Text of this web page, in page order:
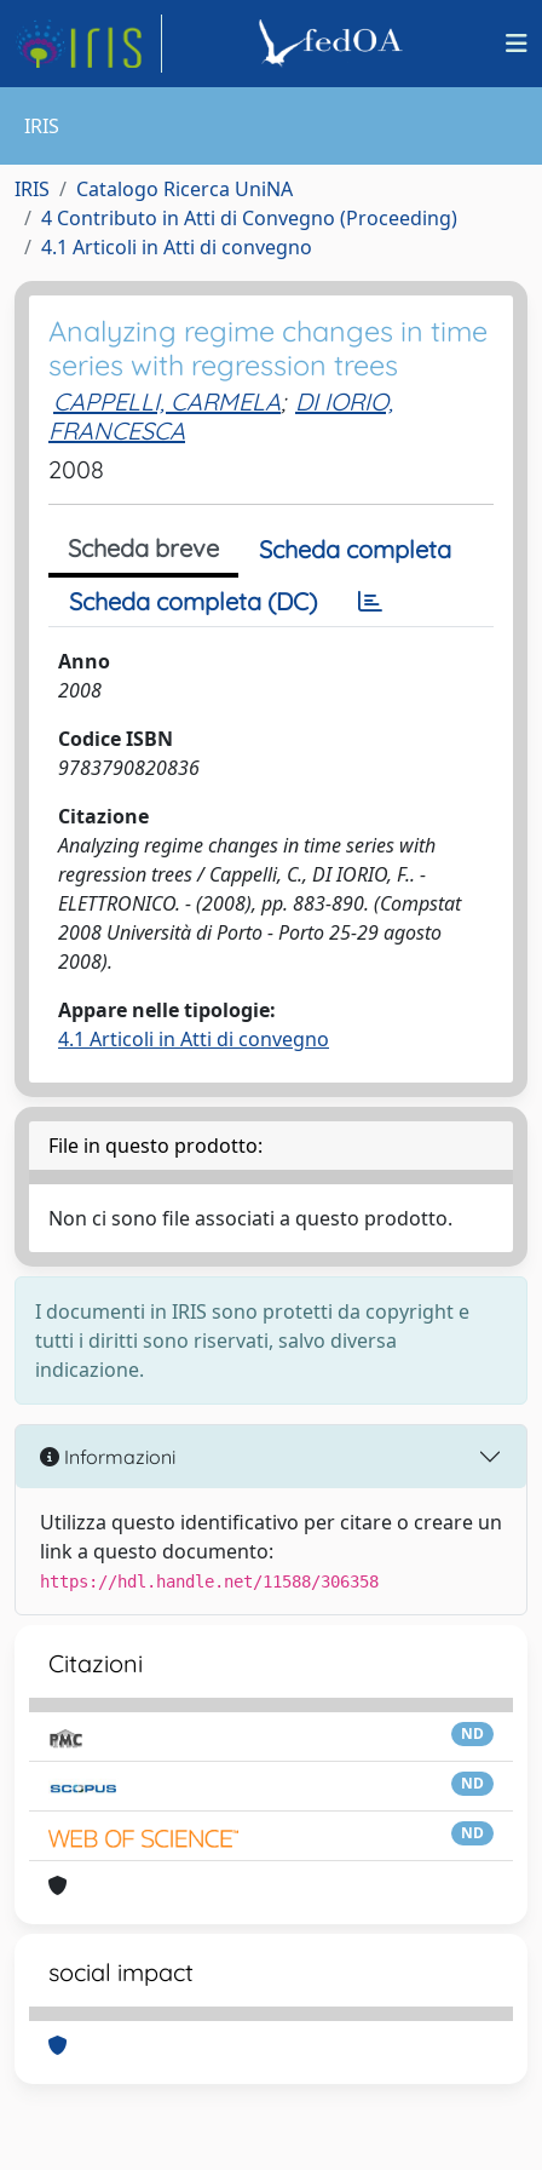
IRIS
IRIS
Catalogo Ricerca UniNA
4 Contributo in Atti di Convegno (Proceeding)
4.1 Articoli in Atti di convegno
Analyzing regime changes in time
series with regression trees
CAPPELLI, CARMELA; DI IORIO,
FRANCESCA
2008
Scheda breve
Scheda completa
Scheda completa (DC)
Anno
2008
Codice ISBN
9783790820836
Citazione
Analyzing regime changes in time series with
regression trees / Cappelli, C., DI IORIO, F.. -
ELETTRONICO. - (2008), pp. 883-890. (Compstat
2008 Università di Porto - Porto 25-29 agosto
2008).
Appare nelle tipologie:
4.1 Articoli in Atti di convegno
File in questo prodotto:
Non ci sono file associati a questo prodotto.
I documenti in IRIS sono protetti da copyright e
tutti i diritti sono riservati, salvo diversa
indicazione.
Informazioni
Utilizza questo identificativo per citare o creare un
link a questo documento:
https://hdl.handle.net/11588/306358
Citazioni
ND
ND
ND
social impact